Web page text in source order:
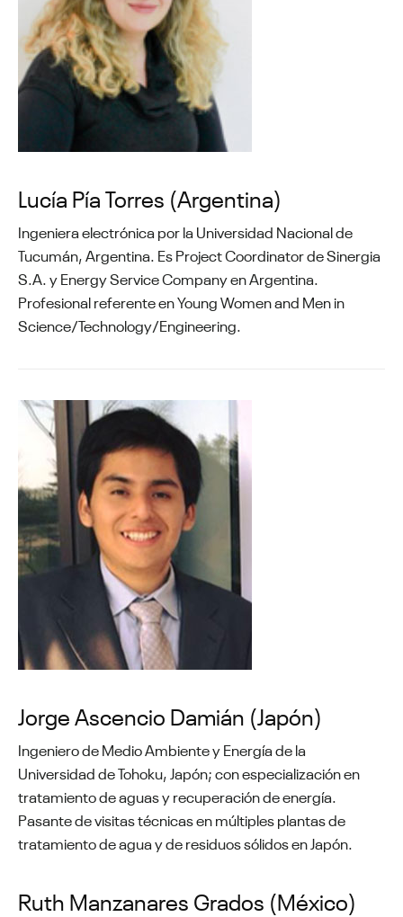
Lucía Pía Torres (Argentina)
Ingeniera electrónica por la Universidad Nacional de
Tucumán, Argentina. Es Project Coordinator de Sinergia
S.A. y Energy Service Company en Argentina.
Profesional referente en Young Women and Men in
Science/Technology/Engineering.
Jorge Ascencio Damián (Japón)
Ingeniero de Medio Ambiente y Energía de la
Universidad de Tohoku, Japón; con especialización en
tratamiento de aguas y recuperación de energía.
Pasante de visitas técnicas en múltiples plantas de
tratamiento de agua y de residuos sólidos en Japón.
Ruth Manzanares Grados (México)